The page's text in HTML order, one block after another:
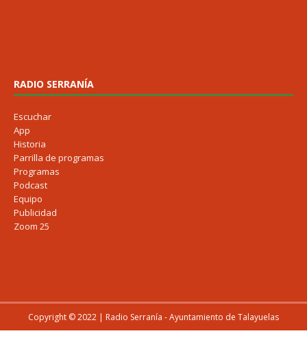
RADIO SERRANÍA
Escuchar
App
Historia
Parrilla de programas
Programas
Podcast
Equipo
Publicidad
Zoom 25
Copyright © 2022 | Radio Serranía - Ayuntamiento de Talayuelas